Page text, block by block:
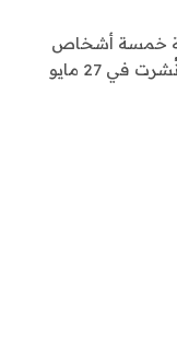
خمسة أشخاص
فيما يتعلق بوفاة نجم مسلسل Friends.نُشرت في 27 مايو